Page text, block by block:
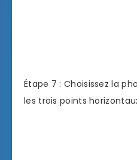
Étape 7 : Choisissez la
les trois points